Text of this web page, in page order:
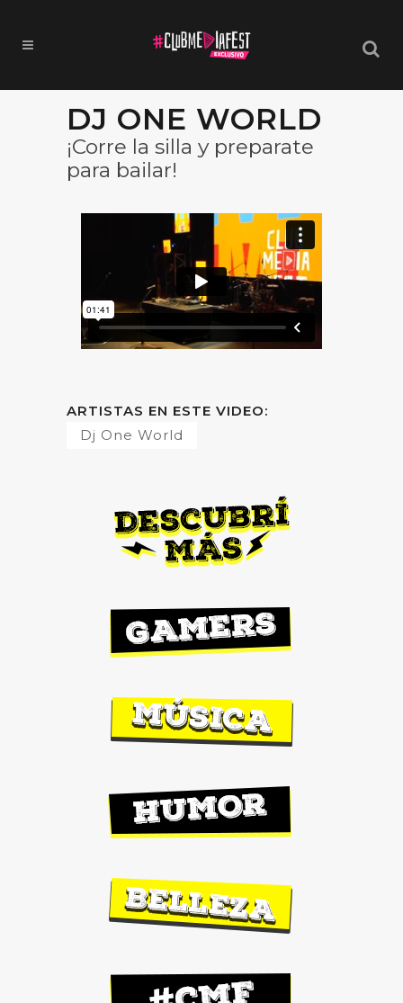
DJ ONE WORLD
¡Corre la silla y preparate
para bailar!
ARTISTAS EN ESTE VIDEO:
Dj One World